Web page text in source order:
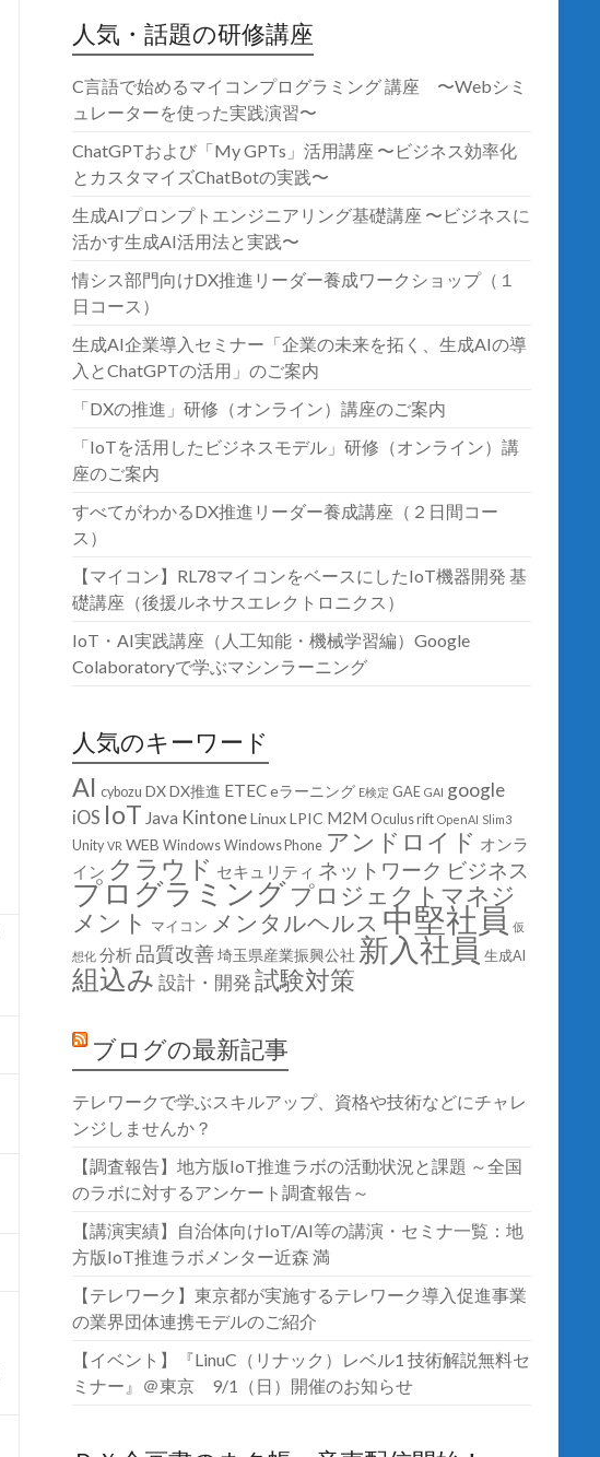
人気・話題の研修講座
C言語で始めるマイコンプログラミング 講座 〜Webシミ
ュレーターを使った実践演習〜
ChatGPTおよび「My GPTs」活用講座 〜ビジネス効率化
とカスタマイズChatBotの実践〜
生成AIプロンプトエンジニアリング基礎講座 〜ビジネスに
活かす生成AI活用法と実践〜
情シス部門向けDX推進リーダー養成ワークショップ（１
日コース）
生成AI企業導入セミナー「企業の未来を拓く、生成AIの導
入とChatGPTの活用」のご案内
「DXの推進」研修（オンライン）講座のご案内
「IoTを活用したビジネスモデル」研修（オンライン）講
座のご案内
すべてがわかるDX推進リーダー養成講座（２日間コー
ス）
【マイコン】RL78マイコンをベースにしたIoT機器開発 基
礎講座（後援ルネサスエレクトロニクス）
IoT・AI実践講座（人工知能・機械学習編）Google
Colaboratoryで学ぶマシンラーニング
人気のキーワード
AI cybozu DXDX推進 ETECeラーニング E検定 GAE GAI google
iOS IoT Java KintoneLinuxLPIC M2M Oculus rift OpenAI Slim3
Unity VR WEB Windows Windows Phone アンドロイド オンラ
イン クラウド セキュリティ ネットワーク ビジネス
プログラミングプロジェクトマネジ
メント
マイコン メンタルヘルス 中堅社員 仮
想化 分析 品質改善埼玉県産業振興公社 新入社員 生成AI
組込み 設計・開発試験対策
ブログの最新記事
テレワークで学ぶスキルアップ、資格や技術などにチャレ
ンジしませんか？
【調査報告】地方版IoT推進ラボの活動状況と課題 ～全国
のラボに対するアンケート調査報告～
【講演実績】自治体向けIoT/AI等の講演・セミナ一覧：地
方版IoT推進ラボメンター近森 満
【テレワーク】東京都が実施するテレワーク導入促進事業
の業界団体連携モデルのご紹介
【イベント】『LinuC（リナック）レベル1 技術解説無料セ
ミナー』＠東京 9/1（日）開催のお知らせ